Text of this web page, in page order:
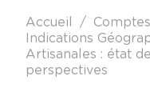
Fil d'Ariane
Accueil
Indications
Artisanales : état
perspectives